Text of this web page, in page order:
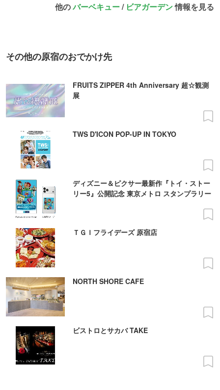
他のバーベキュー/ ビアガーデン情報を見る
その他の原宿のおでかけ先
FRUITS ZIPPER 4th Anniversary 超☆観測
展
TWS D'ICON POP-UP IN TOKYO
ディズニー＆ピクサー最新作『トイ・ストー
リー5』公開記念 東京メトロ スタンプラリー
ＴＧＩフライデーズ 原宿店
NORTH SHORE CAFE
ビストロとサカバ TAKE